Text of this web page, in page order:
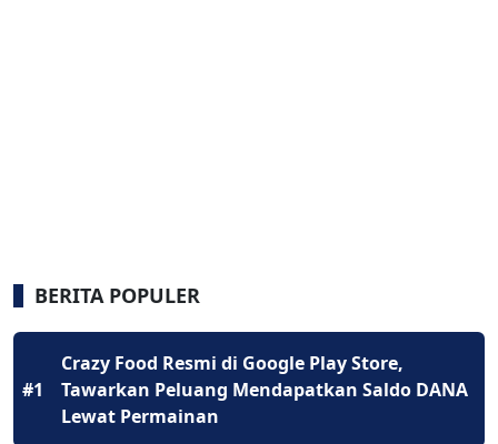
BERITA POPULER
#1
Crazy Food Resmi di Google Play Store,
Tawarkan Peluang Mendapatkan Saldo DANA
Lewat Permainan